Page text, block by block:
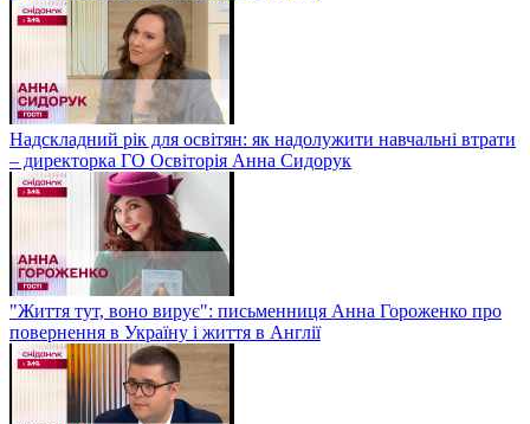
Надскладний рік для освітян: як надолужити навчальні втрати
– директорка ГО Освіторія Анна Сидорук
"Життя тут, воно вирує": письменниця Анна Гороженко про
повернення в Україну і життя в Англії